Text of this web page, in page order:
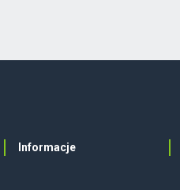
Informacje